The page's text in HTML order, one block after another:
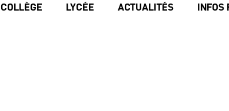
COLLÈGE LYCÉE ACTUALITÉS